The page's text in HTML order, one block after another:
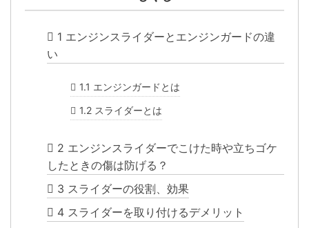
1 エンジンスライダーとエンジンガードの違
い
1.1 エンジンガードとは
1.2 スライダーとは
2 エンジンスライダーでこけた時や立ちゴケ
したときの傷は防げる？
3 スライダーの役割、効果
4 スライダーを取り付けるデメリット